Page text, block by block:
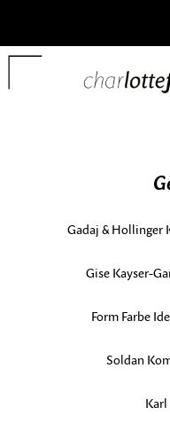
Gadaj & Hollinger
Gise Kayser-
Form Farbe
Soldan